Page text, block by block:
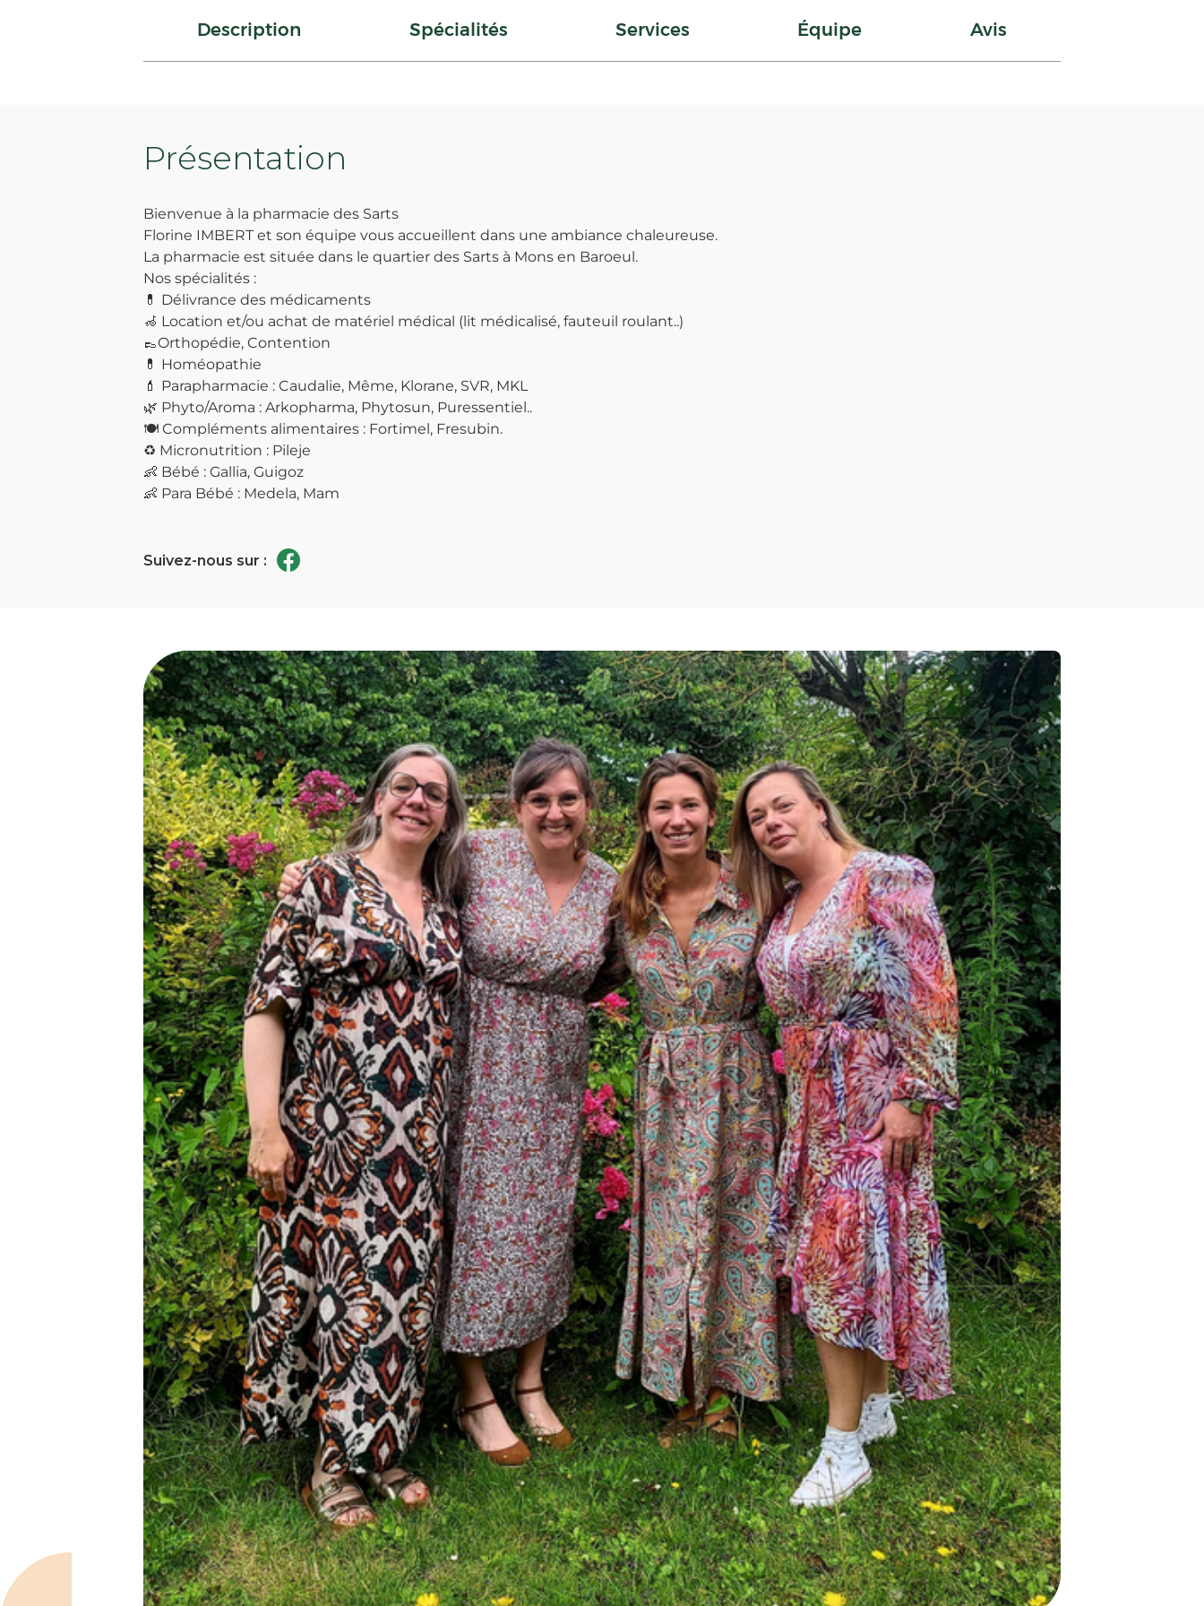
Description Spécialités Services Équipe Avis
Présentation
Bienvenue à la pharmacie des Sarts
Florine IMBERT et son équipe vous accueillent dans une ambiance chaleureuse.
La pharmacie est située dans le quartier des Sarts à Mons en Baroeul.
Nos spécialités :
💊 Délivrance des médicaments
🦽 Location et/ou achat de matériel médical (lit médicalisé, fauteuil roulant..)
👞Orthopédie, Contention
💊 Homéopathie
💄 Parapharmacie : Caudalie, Même, Klorane, SVR, MKL
🌿 Phyto/Aroma : Arkopharma, Phytosun, Puressentiel..
🍽️ Compléments alimentaires : Fortimel, Fresubin.
♻️ Micronutrition : Pileje
👶 Bébé : Gallia, Guigoz
👶 Para Bébé : Medela, Mam
Suivez-nous sur :